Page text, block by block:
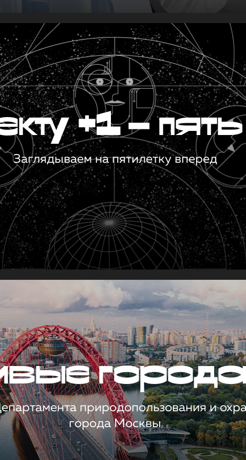
+1 —
Заглядываем на пятилетку вперед
природопользования и
города Москвы